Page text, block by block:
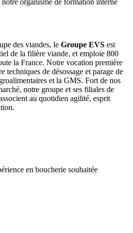
des viandes, le Groupe EVS est
de la filière viande, et emploie 800
la France. Notre vocation première
techniques de désossage et parage de
et la GMS. Fort de nos
notre groupe et ses filiales de
au quotidien agilité, esprit
en boucherie souhaitée